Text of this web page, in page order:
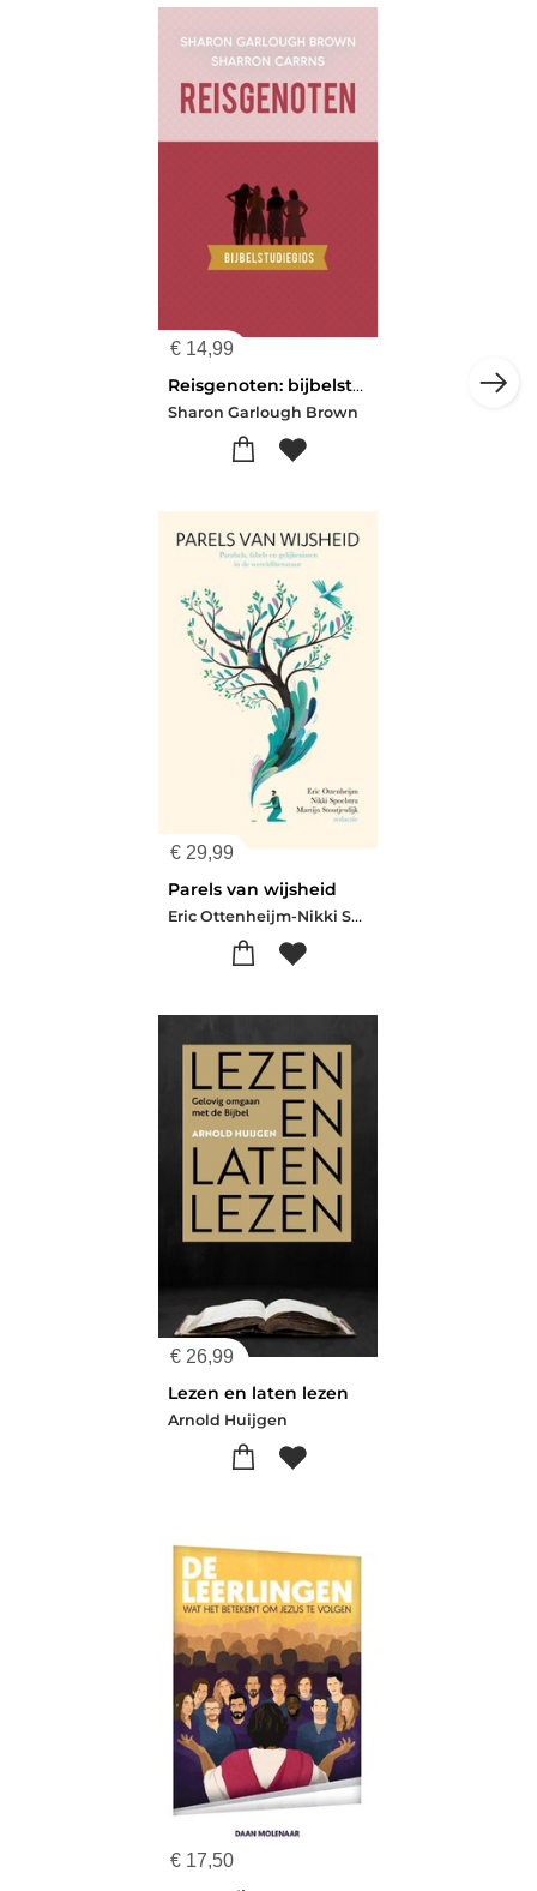
€ 14,99
Reisgenoten: bijbelstudiegids
Sharon Garlough Brown
€ 29,99
Parels van wijsheid
Eric Ottenheijm-Nikki Spoelstra
€ 26,99
Lezen en laten lezen
Arnold Huijgen
€ 17,50